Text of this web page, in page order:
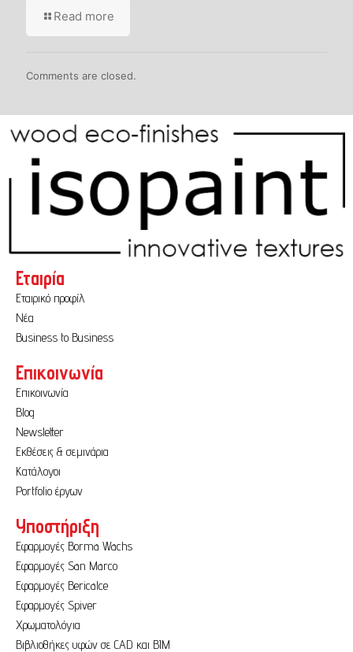
Read more
Comments are closed.
Εταιρία
Εταιρικό προφίλ
Νέα
Business to Business
Επικοινωνία
Επικοινωνία
Blog
Newsletter
Εκθέσεις & σεμινάρια
Κατάλογοι
Portfolio έργων
Υποστήριξη
Εφαρμογές Borma Wachs
Εφαρμογές San Marco
Εφαρμογές Bericalce
Εφαρμογές Spiver
Χρωματολόγια
Βιβλιοθήκες υφών σε CAD και BIM